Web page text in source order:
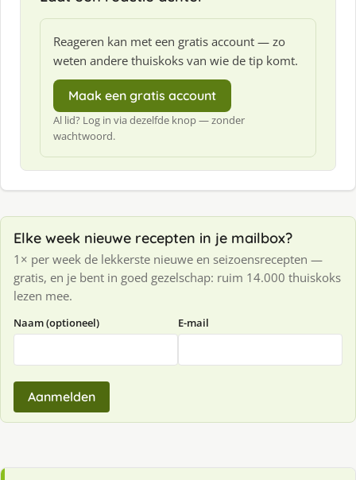
Reageren kan met een gratis account — zo
weten andere thuiskoks van wie de tip komt.
Maak een gratis account
Al lid? Log in via dezelfde knop — zonder
wachtwoord.
Elke week nieuwe recepten in je mailbox?
1× per week de lekkerste nieuwe en seizoensrecepten —
gratis, en je bent in goed gezelschap: ruim 14.000 thuiskoks
lezen mee.
Naam (optioneel) E-mail
Aanmelden